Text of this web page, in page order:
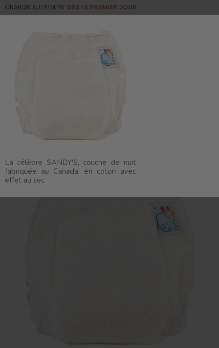
GRANDIR AUTREMENT DÈS LE PREMIER JOUR
Basculer
navigation
☰
de nuit SANDY'S™ avec effet au sec
La célèbre SANDY'S, couche de nuit
fabriquée au Canada, en coton avec
effet au sec